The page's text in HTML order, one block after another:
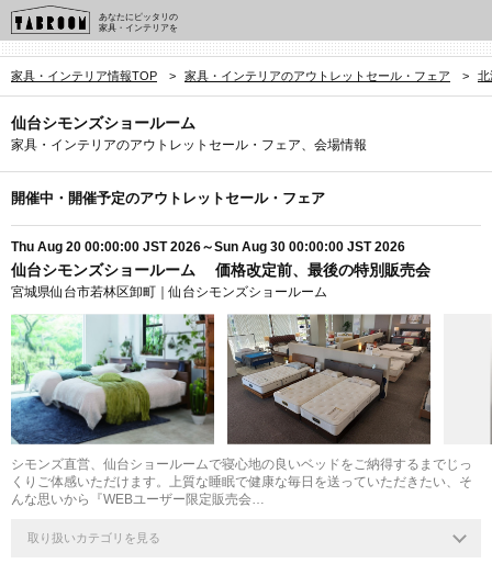
あなたにピッタリの
家具・インテリアを
家具・インテリア情報TOP > 家具・インテリアのアウトレットセール・フェア > 北
仙台シモンズショールーム
家具・インテリアのアウトレットセール・フェア、会場情報
開催中・開催予定のアウトレットセール・フェア
Thu Aug 20 00:00:00 JST 2026～Sun Aug 30 00:00:00 JST 2026
仙台シモンズショールーム 価格改定前、最後の特別販売会
宮城県仙台市若林区卸町｜仙台シモンズショールーム
シモンズ直営、仙台ショールームで寝心地の良いベッドをご納得するまでじっ
くりご体感いただけます。上質な睡眠で健康な毎日を送っていただきたい、そ
んな思いから『WEBユーザー限定販売会…
取り扱いカテゴリを見る